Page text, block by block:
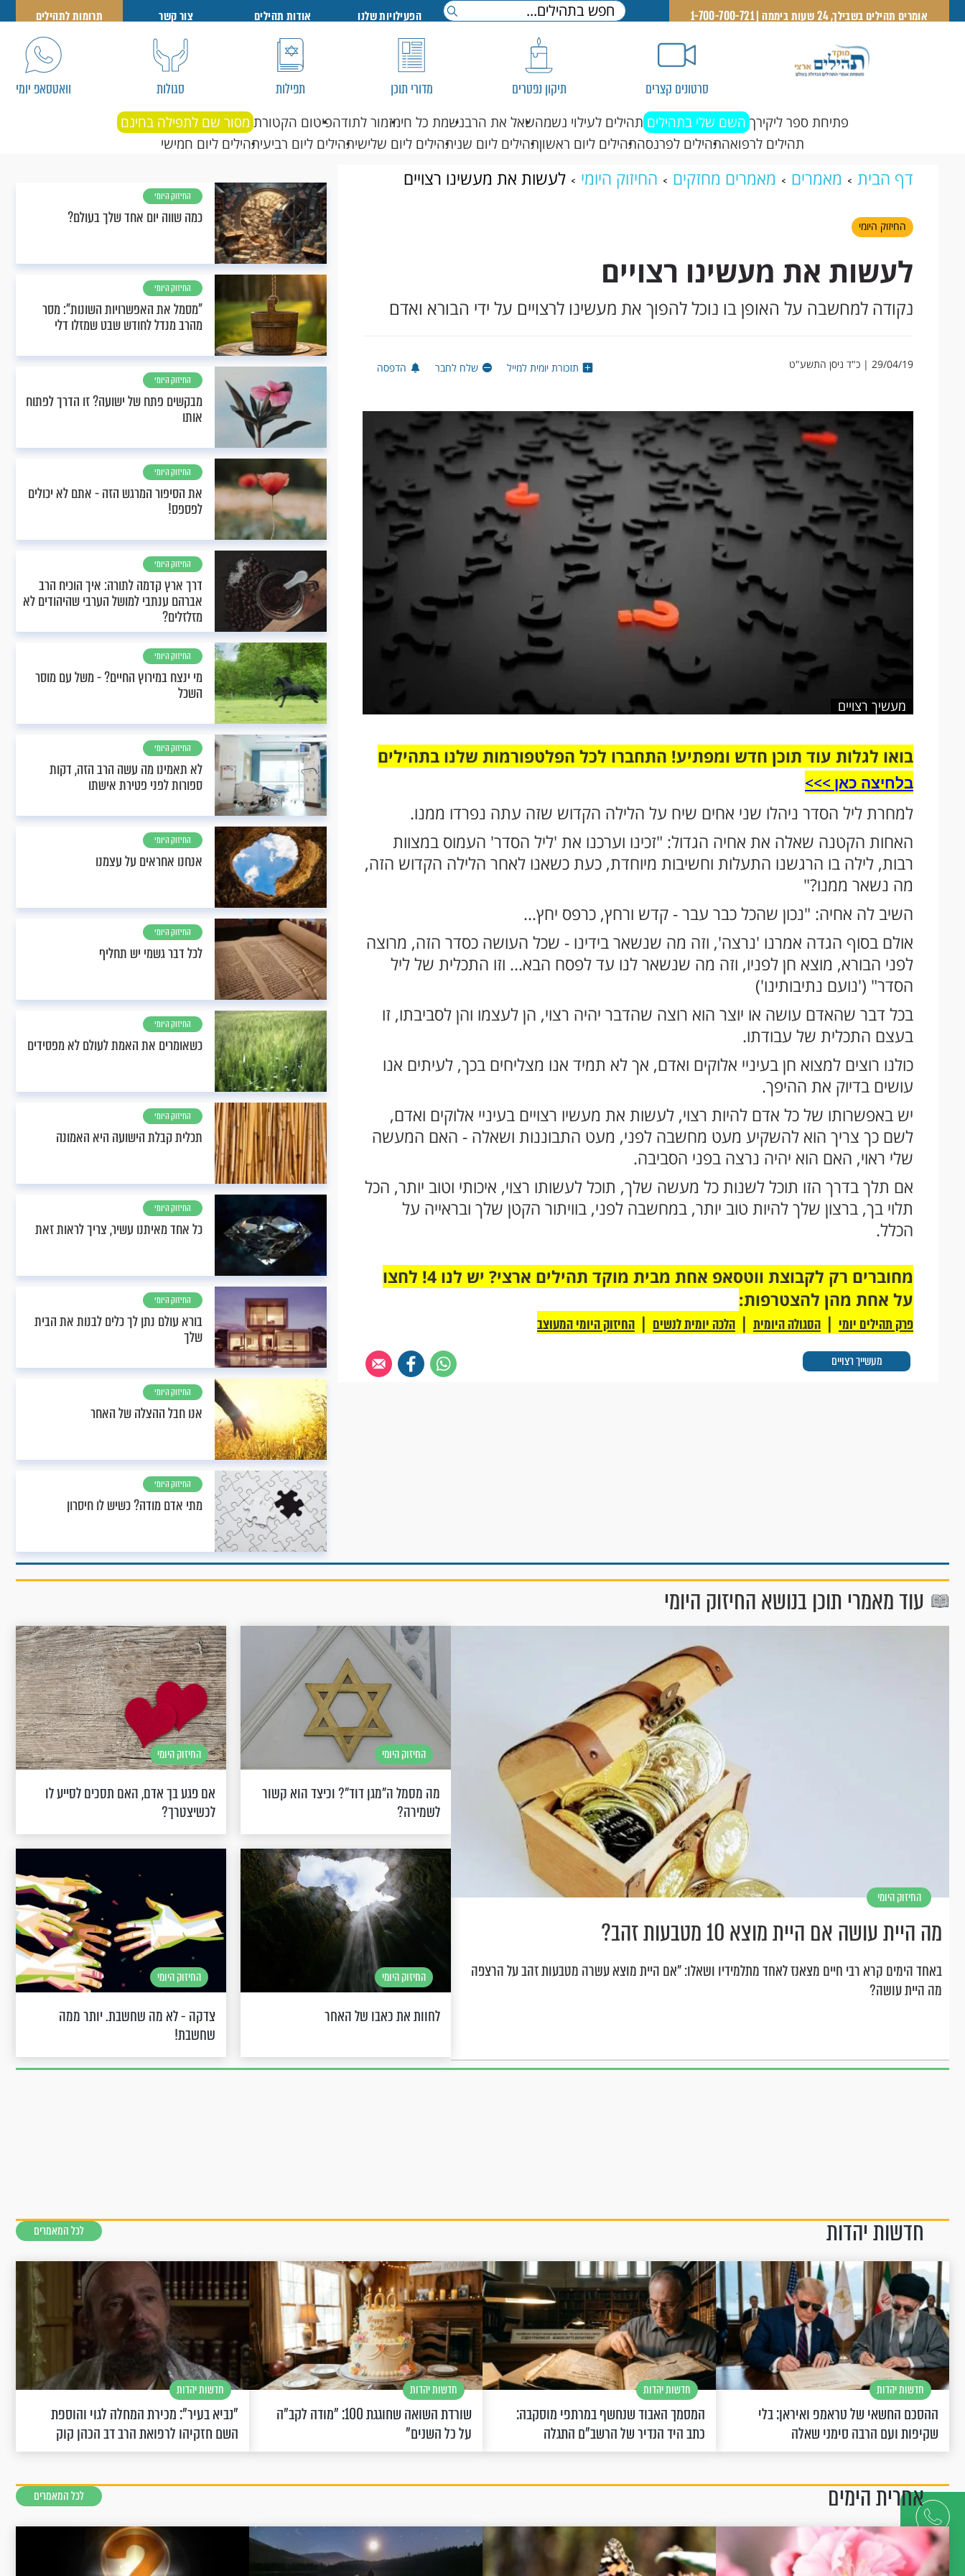
דברו
איתנו
אומרים תהילים בשבילך, 24 שעות ביממה | 1-700-700-721 הפעילויות שלנו אודות תהילים צור קשר תרומות לתהילים
סרטונים קצרים תיקון נפטרים מדורי תוכן תפילות סגולות וואטסאפ יומי
פתיחת ספר ליקירך השם שלי בתהילים תהילים לעילוי נשמהשאל את הרבנשמת כל חימזמור לתודהפיטום הקטורת מסור שם לתפילה בחינם
תהילים לרפואהתהילים לפרנסהתהילים ליום ראשוןתהילים ליום שניתהילים ליום שלישיתהילים ליום רביעיתהילים ליום חמישי
דף הבית מאמרים מאמרים מחזקים החיזוק היומי לעשות את מעשינו רצויים
החיזוק היומי
לעשות את מעשינו רצויים
נקודה למחשבה על האופן בו נוכל להפוך את מעשינו לרצויים על ידי הבורא ואדם
29/04/19 | כ"ד ניסן התשע"ט תזכורת יומית למייל שלח לחבר הדפסה
מעשיך רצויים
בואו לגלות עוד תוכן חדש ומפתיע! התחברו לכל הפלטפורמות שלנו בתהילים
בלחיצה כאן >>>​
למחרת ליל הסדר ניהלו שני אחים שיח על הלילה הקדוש שזה עתה נפרדו ממנו.
האחות הקטנה שאלה את אחיה הגדול: "זכינו וערכנו את 'ליל הסדר' העמוס במצוות
רבות, לילה בו הרגשנו התעלות וחשיבות מיוחדת, כעת כשאנו לאחר הלילה הקדוש הזה,
מה נשאר ממנו?"
השיב לה אחיה: "נכון שהכל כבר עבר - קדש ורחץ, כרפס יחץ...
אולם בסוף הגדה אמרנו 'נרצה', וזה מה שנשאר בידינו - שכל העושה כסדר הזה, מרוצה
לפני הבורא, מוצא חן לפניו, וזה מה שנשאר לנו עד לפסח הבא... וזו התכלית של ליל
הסדר" ('נועם נתיבותינו')
בכל דבר שהאדם עושה או יוצר הוא רוצה שהדבר יהיה רצוי, הן לעצמו והן לסביבתו, זו
בעצם התכלית של עבודתו.
כולנו רוצים למצוא חן בעיניי אלוקים ואדם, אך לא תמיד אנו מצליחים בכך, לעיתים אנו
עושים בדיוק את ההיפך.
יש באפשרותו של כל אדם להיות רצוי, לעשות את מעשיו רצויים בעיניי אלוקים ואדם,
לשם כך צריך הוא להשקיע מעט מחשבה לפני, מעט התבוננות ושאלה - האם המעשה
שלי ראוי, האם הוא יהיה נרצה בפני הסביבה.
אם תלך בדרך הזו תוכל לשנות כל מעשה שלך, תוכל לעשותו רצוי, איכותי וטוב יותר, הכל
תלוי בך, ברצון שלך להיות טוב יותר, במחשבה לפני, בוויתור הקטן שלך ובראייה על
הכלל.
מעשייך רצויים
מחוברים רק לקבוצת ווטסאפ אחת מבית מוקד תהילים ארצי? יש לנו 4! לחצו
על אחת מהן להצטרפות:
פרק תהילים יומי | הסגולה היומית | הלכה יומית לנשים | החיזוק היומי המעוצב
החיזוק היומי
כמה שווה יום אחד שלך בעולם?
החיזוק היומי
"מסמל את האפשרויות השונות": מסר
מהרב מנדל לחודש שבט שמזלו דלי
החיזוק היומי
מבקשים פתח של ישועה? זו הדרך לפתוח
אותו
החיזוק היומי
את הסיפור המרגש הזה - אתם לא יכולים
לפספס!
החיזוק היומי
דרך ארץ קדמה לתורה: איך הוכיח הרב
אברהם ענתבי למושל הערבי שהיהודים לא
מזלזלים?
החיזוק היומי
מי ינצח במירוץ החיים? - משל עם מוסר
השכל
החיזוק היומי
לא תאמינו מה עשה הרב הזה, דקות
ספורות לפני פטירת אישתו
החיזוק היומי
אנחנו אחראים על עצמנו
החיזוק היומי
לכל דבר גשמי יש תחליף
החיזוק היומי
כשאומרים את האמת לעולם לא מפסידים
החיזוק היומי
תכלית קבלת הישועה היא האמונה
החיזוק היומי
כל אחד מאיתנו עשיר, צריך לראות זאת
החיזוק היומי
בורא עולם נתן לך כלים לבנות את הבית
שלך
החיזוק היומי
אנו חבל ההצלה של האחר
החיזוק היומי
מתי אדם מודה? כשיש לו חיסרון
עוד מאמרי תוכן בנושא החיזוק היומי
החיזוק היומי
מה היית עושה אם היית מוצא 10 מטבעות זהב?
באחד הימים קרא רבי חיים מצאנז לאחד מתלמידיו ושאלו: "אם היית מוצא עשרה מטבעות זהב על הרצפה
מה היית עושה?
החיזוק היומי
מה מסמל ה"מגן דוד"? וכיצד הוא קשור
לשמירה?
החיזוק היומי
אם פגע בך אדם, האם תסכים לסייע לו
לכשיצטרך?
החיזוק היומי
לחוות את כאבו של האחר
החיזוק היומי
צדקה - לא מה שחשבת. יותר ממה
שחשבת!
חדשות יהדות לכל המאמרים
חדשות יהדות
ההסכם החשאי של טראמפ ואיראן: בלי
שקיפות ועם הרבה סימני שאלה
חדשות יהדות
המסמך האבוד שנחשף במרתפי מוסקבה:
כתב היד הנדיר של הרשב"ם התגלה
חדשות יהדות
שורדת השואה שחוגגת 100: "מודה לקב"ה
על כל השנים"
חדשות יהדות
"נביא בעיר": מכירת המחלה לגוי והוספת
השם חזקיהו לרפואת הרב דב הכהן קוק
אחרית הימים לכל המאמרים